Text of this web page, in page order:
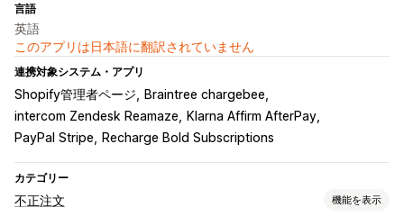
言語
英語
このアプリは日本語に翻訳されていません
連携対象システム・アプリ
Shopify管理者ページ
Braintree chargebee
intercom Zendesk Reamaze
Klarna Affirm AfterPay
PayPal Stripe
Recharge Bold Subscriptions
カテゴリー
不正注文 機能を表示